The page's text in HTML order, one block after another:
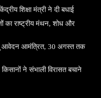
शिक्षा मंत्री ने दी बधाई
का राष्ट्रीय मंथन, शोध और
आवेदन आमंत्रित, 30 अगस्त तक
ने संभाली विरासत बचाने